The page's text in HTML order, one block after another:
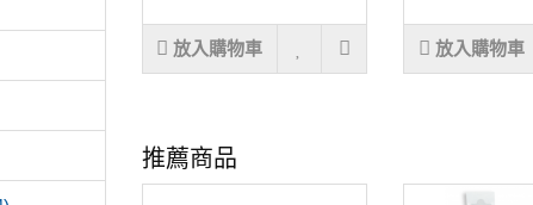
放入購物車 放入購物車
推薦商品